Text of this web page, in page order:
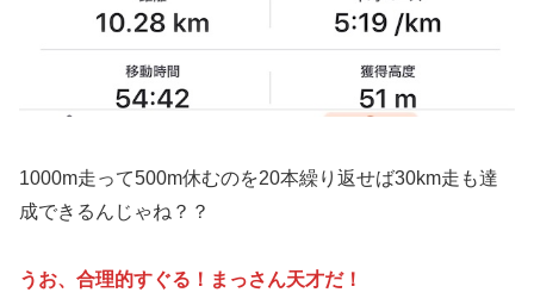
1000m走って500m休むのを20本繰り返せば30km走も達
成できるんじゃね？？
うお、合理的すぐる！まっさん天才だ！